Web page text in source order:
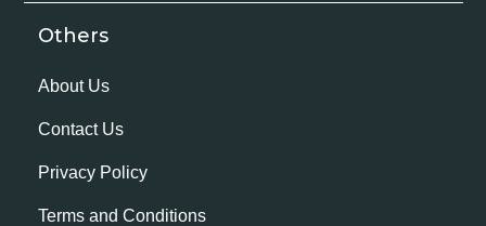
Others
About Us
Contact Us
Privacy Policy
Terms and Conditions